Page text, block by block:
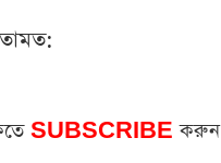
SUBSCRIBEকরুন